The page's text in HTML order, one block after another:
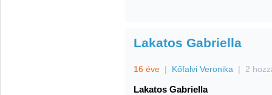
Lakatos Gabriella
16 éve | Kőfalvi Veronika | 2
Lakatos Gabriella